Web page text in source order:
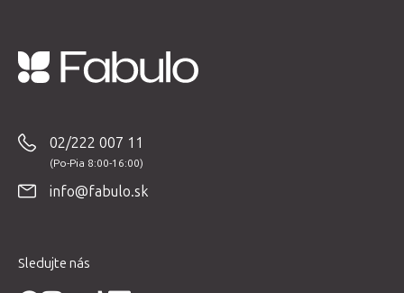
02/222 007 11
info@fabulo.sk
Sledujte nás